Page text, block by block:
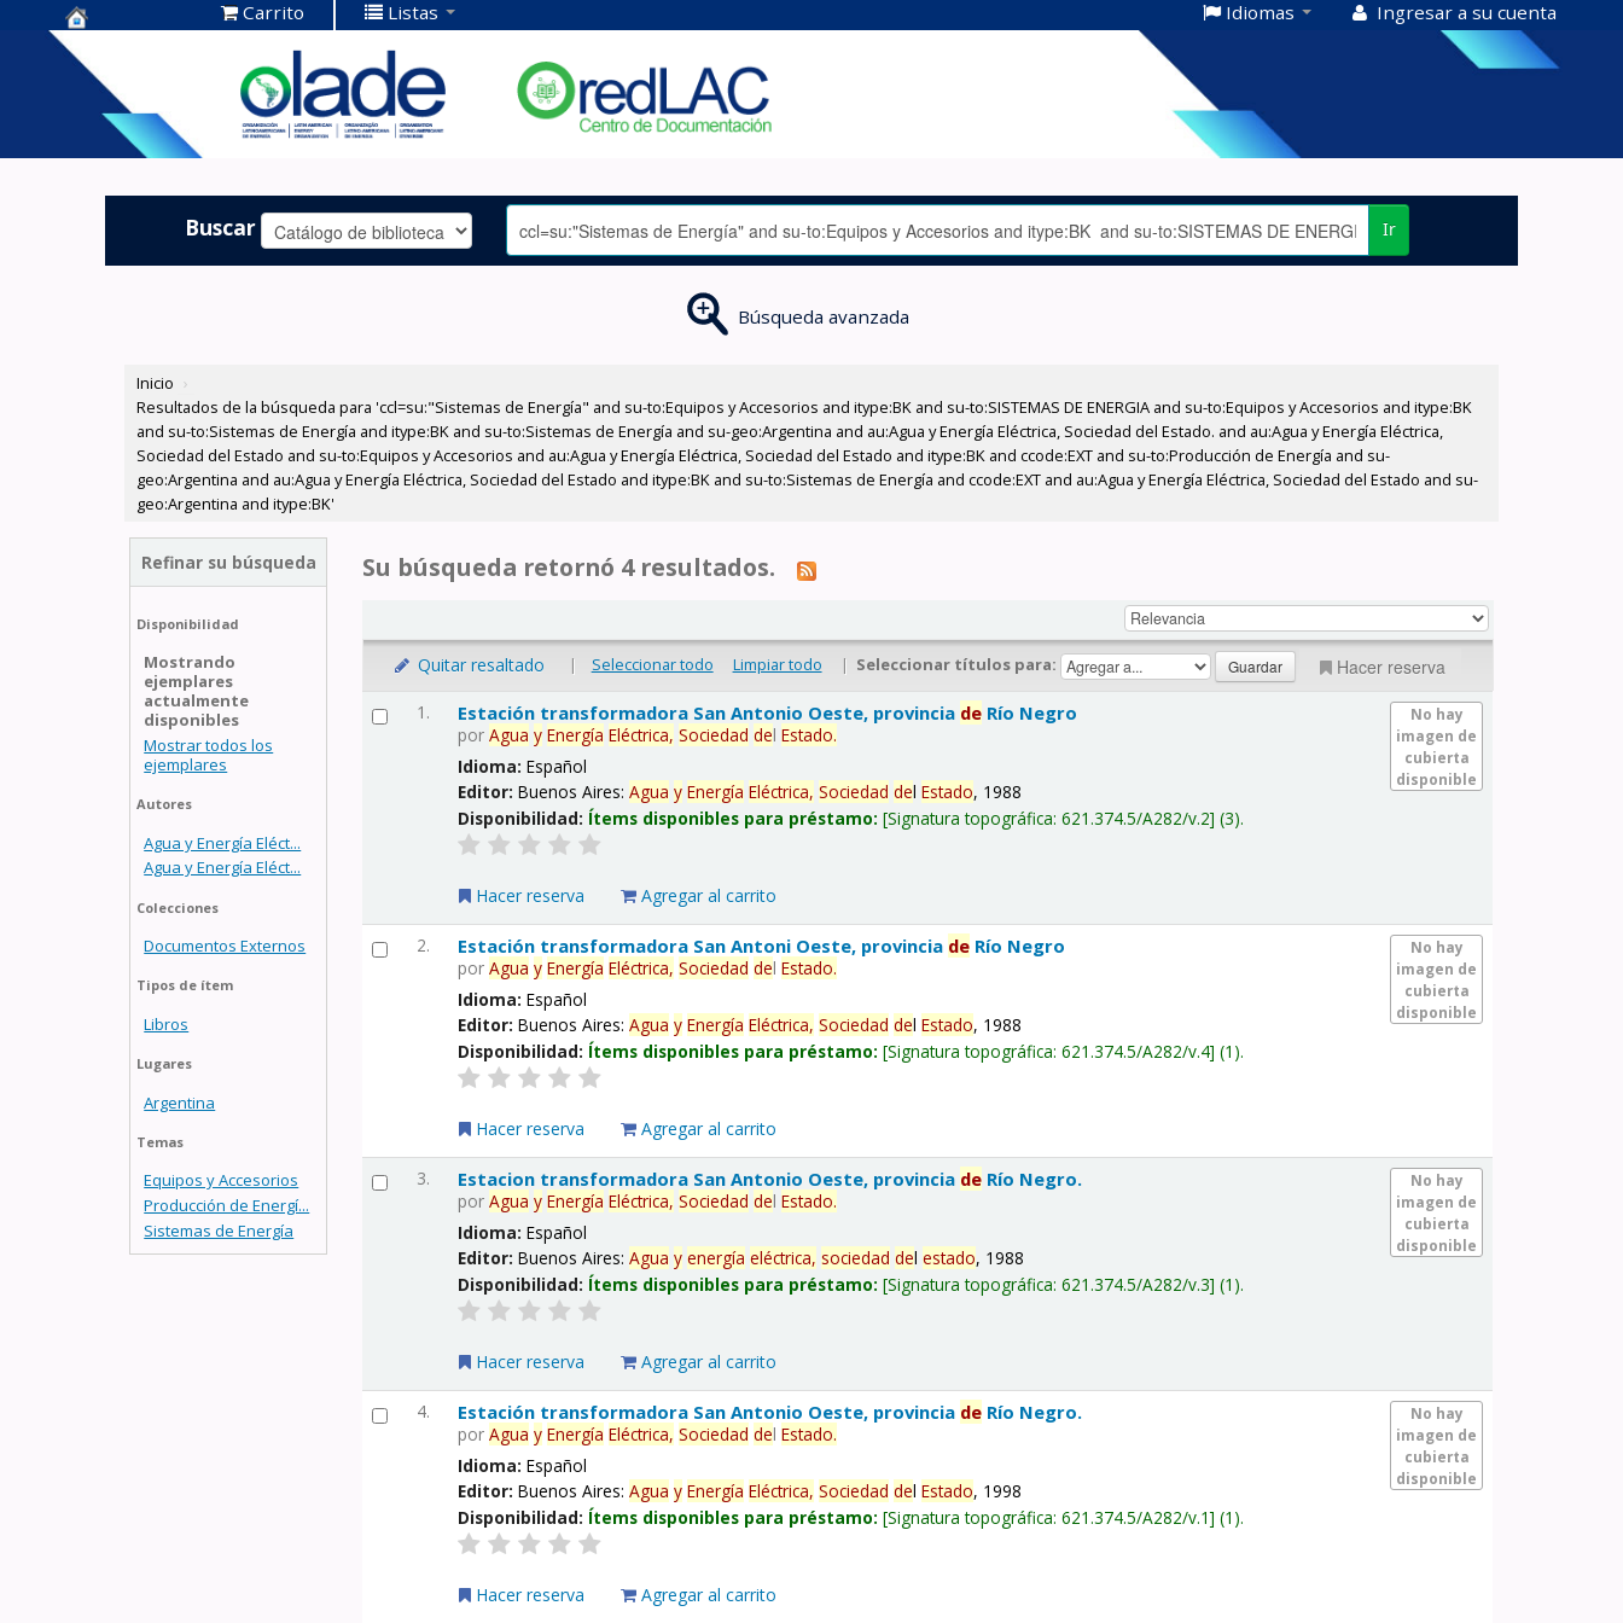
Centro de
Documentación
OLADE -
Carrito Listas Idiomas Ingresar a su cuenta
Buscar Ir
Búsqueda avanzada
Inicio ›
Resultados de la búsqueda para 'ccl=su:"Sistemas de Energía" and su-to:Equipos y Accesorios and itype:BK and su-to:SISTEMAS DE ENERGIA and su-to:Equipos y Accesorios and itype:BK
and su-to:Sistemas de Energía and itype:BK and su-to:Sistemas de Energía and su-geo:Argentina and au:Agua y Energía Eléctrica, Sociedad del Estado. and au:Agua y Energía Eléctrica,
Sociedad del Estado and su-to:Equipos y Accesorios and au:Agua y Energía Eléctrica, Sociedad del Estado and itype:BK and ccode:EXT and su-to:Producción de Energía and su-
geo:Argentina and au:Agua y Energía Eléctrica, Sociedad del Estado and itype:BK and su-to:Sistemas de Energía and ccode:EXT and au:Agua y Energía Eléctrica, Sociedad del Estado and su-
geo:Argentina and itype:BK'
Refinar su búsqueda
Disponibilidad
Mostrando
ejemplares
actualmente
disponibles
Mostrar todos los
ejemplares
Autores
Agua y Energía Eléct...
Agua y Energía Eléct...
Colecciones
Documentos Externos
Tipos de ítem
Libros
Lugares
Argentina
Temas
Equipos y Accesorios
Producción de Energí...
Sistemas de Energía
Su búsqueda retornó 4 resultados.
Quitar resaltado | Seleccionar todo Limpiar todo | Seleccionar títulos para: Hacer reserva
1.
No hay
imagen de
cubierta
disponible
Estación transformadora San Antonio Oeste, provincia de Río Negro
porAgua y Energía Eléctrica, Sociedad delEstado.
Idioma:Español
Editor:Buenos Aires:Agua y Energía Eléctrica, Sociedad delEstado, 1988
Disponibilidad: Ítems disponibles para préstamo: Signatura topográfica:621.374.5/A282/v.2 (3).
Hacer reserva Agregar al carrito
2.
No hay
imagen de
cubierta
disponible
Estación transformadora San Antoni Oeste, provincia de Río Negro
porAgua y Energía Eléctrica, Sociedad delEstado.
Idioma:Español
Editor:Buenos Aires:Agua y Energía Eléctrica, Sociedad delEstado, 1988
Disponibilidad: Ítems disponibles para préstamo: Signatura topográfica:621.374.5/A282/v.4 (1).
Hacer reserva Agregar al carrito
3.
No hay
imagen de
cubierta
disponible
Estacion transformadora San Antonio Oeste, provincia de Río Negro.
porAgua y Energía Eléctrica, Sociedad delEstado.
Idioma:Español
Editor:Buenos Aires:Agua y energía eléctrica, sociedad delestado, 1988
Disponibilidad: Ítems disponibles para préstamo: Signatura topográfica:621.374.5/A282/v.3 (1).
Hacer reserva Agregar al carrito
4.
No hay
imagen de
cubierta
disponible
Estación transformadora San Antonio Oeste, provincia de Río Negro.
porAgua y Energía Eléctrica, Sociedad delEstado.
Idioma:Español
Editor:Buenos Aires:Agua y Energía Eléctrica, Sociedad delEstado, 1998
Disponibilidad: Ítems disponibles para préstamo: Signatura topográfica:621.374.5/A282/v.1 (1).
Hacer reserva Agregar al carrito